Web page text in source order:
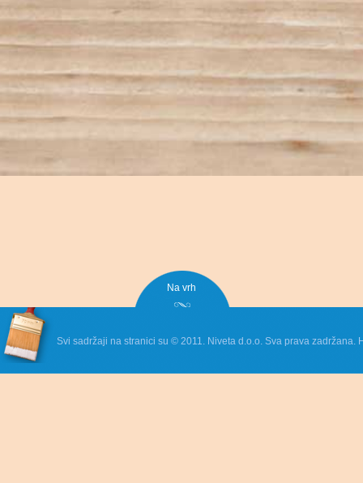
Na vrh
Svi sadržaji na stranici su © 2011. Niveta d.o.o. Sva prava zadržana.